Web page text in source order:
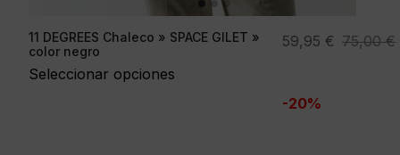
11 DEGREES Chaleco » SPACE GILET »
color negro
Seleccionar opciones
75,00€
El
era:
59,95 €
El
es:
-20%